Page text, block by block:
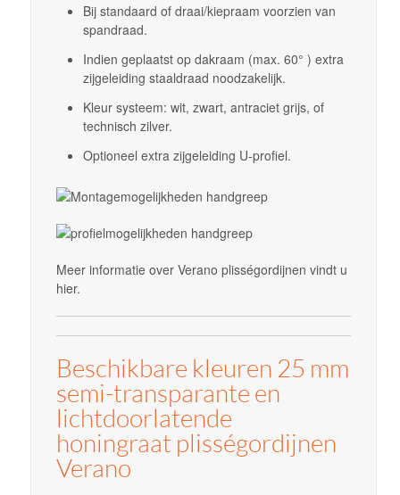
Bij standaard of draai/kiepraam voorzien van
spandraad.
Indien geplaatst op dakraam (max. 60° ) extra
zijgeleiding staaldraad noodzakelijk.
Kleur systeem: wit, zwart, antraciet grijs, of
technisch zilver.
Optioneel extra zijgeleiding U-profiel.
Meer informatie over Verano plisségordijnen vindt u
hier.
Beschikbare kleuren 25 mm
semi-transparante en
lichtdoorlatende
honingraat plisségordijnen
Verano